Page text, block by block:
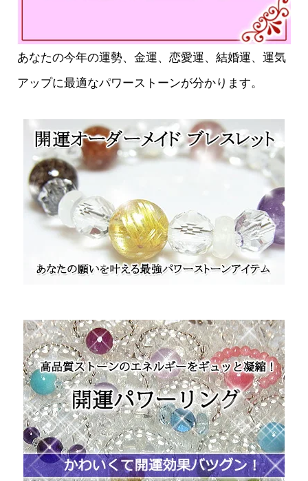
あなたの今年の運勢、金運、恋愛運、結婚運、運気
アップに最適なパワーストーンが分かります。